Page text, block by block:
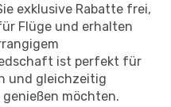
exklusive Rabatte frei,
Flüge und erhalten
ist perfekt für
und gleichzeitig
genießen möchten.